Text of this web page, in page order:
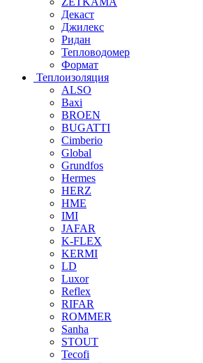
Декаст
Джилекс
Ридан
Тепловодомер
Формат
Теплоизоляция
ALSO
Baxi
BROEN
BUGATTI
Cimberio
Global
Grundfos
Hermes
HERZ
HME
IMI
JAFAR
K-FLEX
KERMI
LD
Luxor
Reflex
RIFAR
ROMMER
Sanha
STOUT
Tecofi